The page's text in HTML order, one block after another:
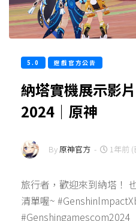
5.0 遊戲官方公告
納塔實機展示影
2024｜原神
By原神官方 - 1年前
旅行者，歡迎來到納塔！
清單喔~
#Genshingamescom2024